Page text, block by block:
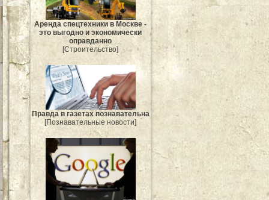
Аренда спецтехники в Москве -
это выгодно и экономически
оправданно
[Строительство]
Правда в газетах познавательна
[Познавательные новости]